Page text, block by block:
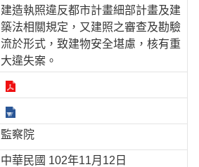
建造執照違反都市計畫細部計畫及建
築法相關規定，又建照之審查及勘驗
流於形式，致建物安全堪慮，核有重
大違失案。
監察院
中華民國 102年11月12日